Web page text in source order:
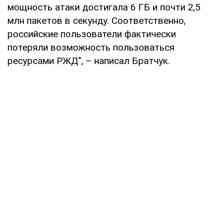
мощность атаки достигала 6 ГБ и почти 2,5
млн пакетов в секунду. Соответственно,
российские пользователи фактически
потеряли возможность пользоваться
ресурсами РЖД", – написал Братчук.